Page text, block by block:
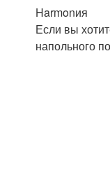
Harmonия
Если вы
напольного